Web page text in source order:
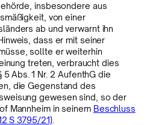
insbesondere aus
von einer
ab und verwarnt ihn
dass er mit seiner
sollte er weiterhin
treten, verbraucht dies
Abs. 1 Nr. 2 AufenthG die
die Gegenstand des
gewesen sind, so der
Mannheim in seinem Beschluss
S 3795/21).